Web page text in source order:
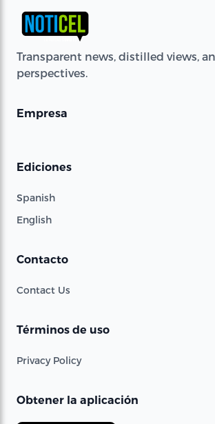
Transparent news, distilled views,
perspectives.
Empresa
Ediciones
Spanish
English
Contacto
Contact Us
Términos de uso
Privacy Policy
Obtener la aplicación